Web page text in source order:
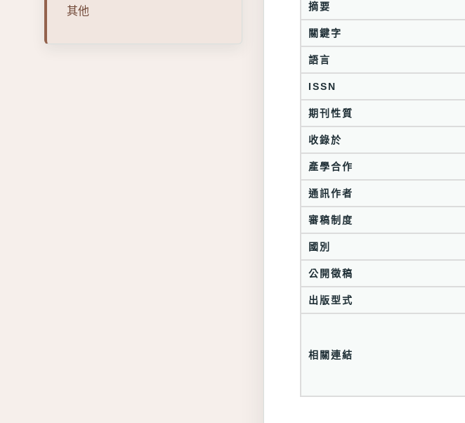
其他 摘要
關鍵字
語言
ISSN
期刊性質
收錄於
產學合作
通訊作者
審稿制度
國別
公開徵稿
出版型式
相關連結